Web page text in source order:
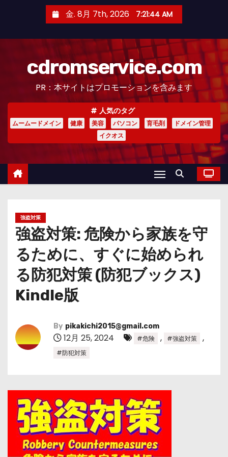
金. 8月 7th, 2026 7:21:45 AM
cdromservice.com
PR：本サイトはプロモーションを含みます
人気のタグ
ムームードメイン 健康 美容 パソコン 育毛剤
ドメイン管理
イクオス
強盗対策
強盗対策: 危険から家族を守
るために、すぐに始められ
る防犯対策 (防犯ブックス)
Kindle版
By pikakichi2015@gmail.com
12月 25, 2024 #危険 , #強盗対策 ,
#防犯対策